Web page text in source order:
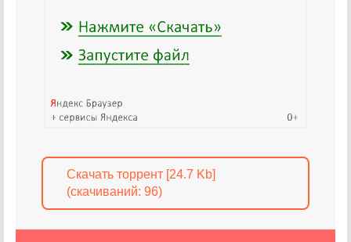
Скачать торрент [24.7 Kb]
(cкачиваний: 96)